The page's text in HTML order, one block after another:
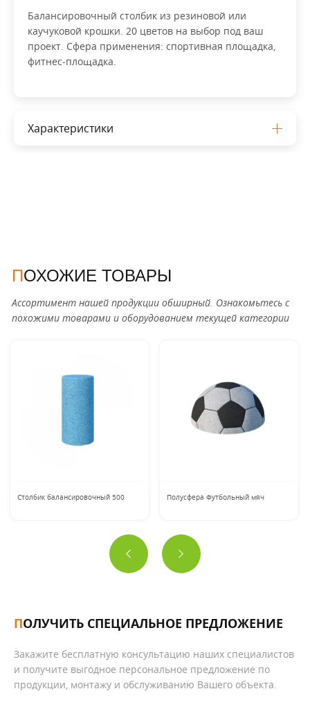
Балансировочный столбик из резиновой или
каучуковой крошки. 20 цветов на выбор под ваш
проект. Сфера применения: спортивная площадка,
фитнес-площадка.
Характеристики
ПОХОЖИЕ ТОВАРЫ
Ассортимент нашей продукции обширный. Ознакомьтесь с
похожими товарами и оборудованием текущей категории
Столбик балансировочный 500 Полусфера Футбольный мяч
ПОЛУЧИТЬ СПЕЦИАЛЬНОЕ ПРЕДЛОЖЕНИЕ
Закажите бесплатную консультацию наших специалистов
и получите выгодное персональное предложение по
продукции, монтажу и обслуживанию Вашего объекта.